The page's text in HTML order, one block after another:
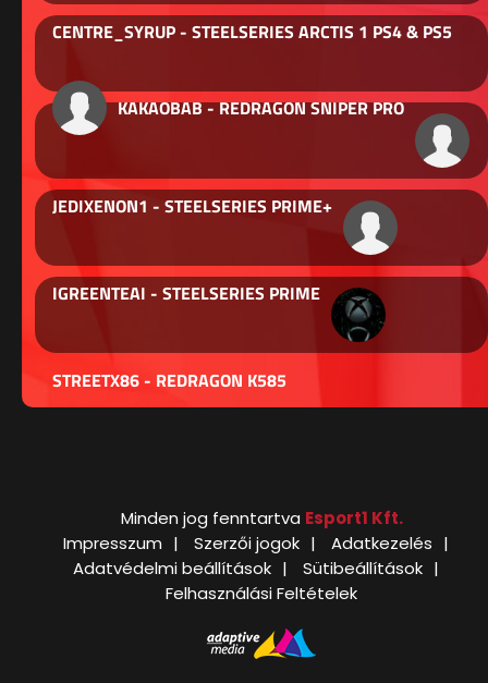
CENTRE_SYRUP - STEELSERIES ARCTIS 1 PS4 & PS5
KAKAOBAB - REDRAGON SNIPER PRO
JEDIXENON1 - STEELSERIES PRIME+
IGREENTEAI - STEELSERIES PRIME
STREETX86 - REDRAGON K585
Minden jog fenntartva Esport1 Kft.
Impresszum
Szerzői jogok
Adatkezelés
Adatvédelmi beállítások
Sütibeállítások
Felhasználási Feltételek